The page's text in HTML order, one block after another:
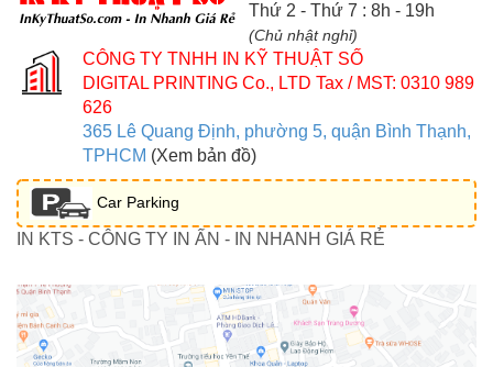
Thứ 2 - Thứ 7 : 8h - 19h
(Chủ nhật nghỉ)
CÔNG TY TNHH IN KỸ THUẬT SỐ
DIGITAL PRINTING Co., LTD Tax / MST: 0310 989
626
365 Lê Quang Định, phường 5, quận Bình Thạnh,
TPHCM (Xem bản đồ)
Car Parking
IN KTS - CÔNG TY IN ẤN - IN NHANH GIÁ RẺ